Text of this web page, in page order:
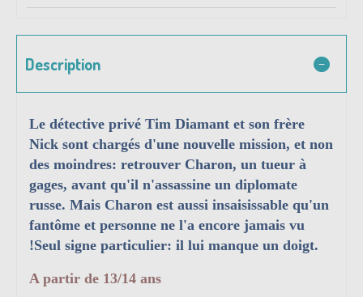
Description
Le détective privé Tim Diamant et son frère
Nick sont chargés d'une nouvelle mission, et non
des moindres: retrouver Charon, un tueur à
gages, avant qu'il n'assassine un diplomate
russe. Mais Charon est aussi insaisissable qu'un
fantôme et personne ne l'a encore jamais vu
!Seul signe particulier: il lui manque un doigt.
A partir de 13/14 ans